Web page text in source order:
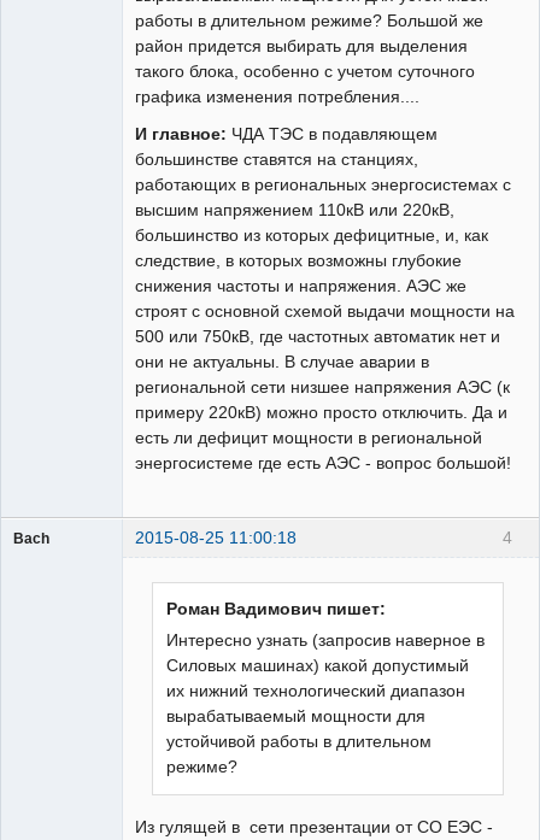
работы в длительном режиме? Большой же
район придется выбирать для выделения
такого блока, особенно с учетом суточного
графика изменения потребления....
И главное: ЧДА ТЭС в подавляющем
большинстве ставятся на станциях,
работающих в региональных энергосистемах с
высшим напряжением 110кВ или 220кВ,
большинство из которых дефицитные, и, как
следствие, в которых возможны глубокие
снижения частоты и напряжения. АЭС же
строят с основной схемой выдачи мощности на
500 или 750кВ, где частотных автоматик нет и
они не актуальны. В случае аварии в
региональной сети низшее напряжения АЭС (к
примеру 220кВ) можно просто отключить. Да и
есть ли дефицит мощности в региональной
энергосистеме где есть АЭС - вопрос большой!
4
Bach 2015-08-25 11:00:18
Роман Вадимович пишет:
Интересно узнать (запросив наверное в
Силовых машинах) какой допустимый
их нижний технологический диапазон
вырабатываемый мощности для
устойчивой работы в длительном
режиме?
Из гулящей в сети презентации от СО ЕЭС -